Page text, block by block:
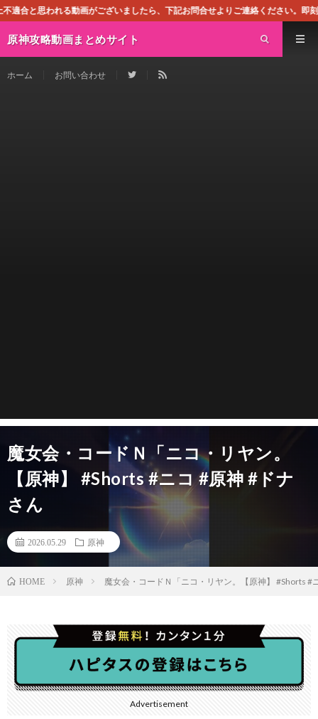
ございましたら、下記お問合せよりご連絡ください。即刻対処させて頂き
原神攻略動画まとめサイト
ホーム お問い合わせ
魔女会・コードＮ「ニコ・リヤン。
【原神】 #Shorts #ニコ #原神 #ドナ
さん
2026.05.29 原神
HOME 原神 魔女会・コードＮ「ニコ・リヤン。【原神】 #Shorts #
Advertisement